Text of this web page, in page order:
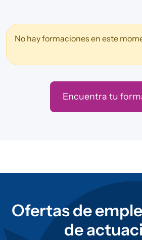
No hay formaciones en este
Encuentra tu
Ofertas de
de